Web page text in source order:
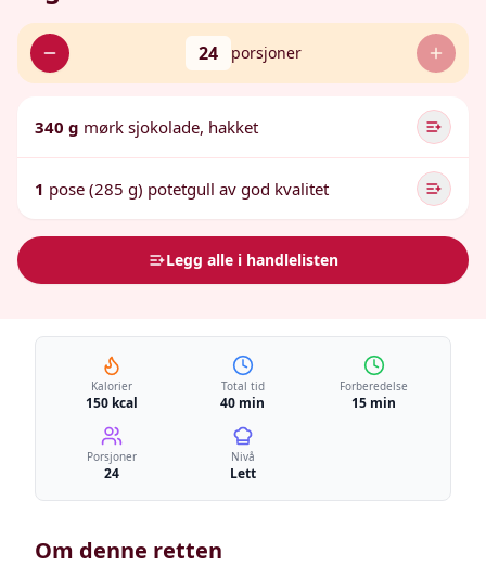
24 porsjoner
340 g mørk sjokolade, hakket
1 pose (285 g) potetgull av god kvalitet
Legg alle i handlelisten
Kalorier
150 kcal
Total tid
40 min
Forberedelse
15 min
Porsjoner
24
Nivå
Lett
Om denne retten